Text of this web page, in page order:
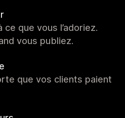
ce que vous l’adoriez.
vous publiez.
que vos clients paient